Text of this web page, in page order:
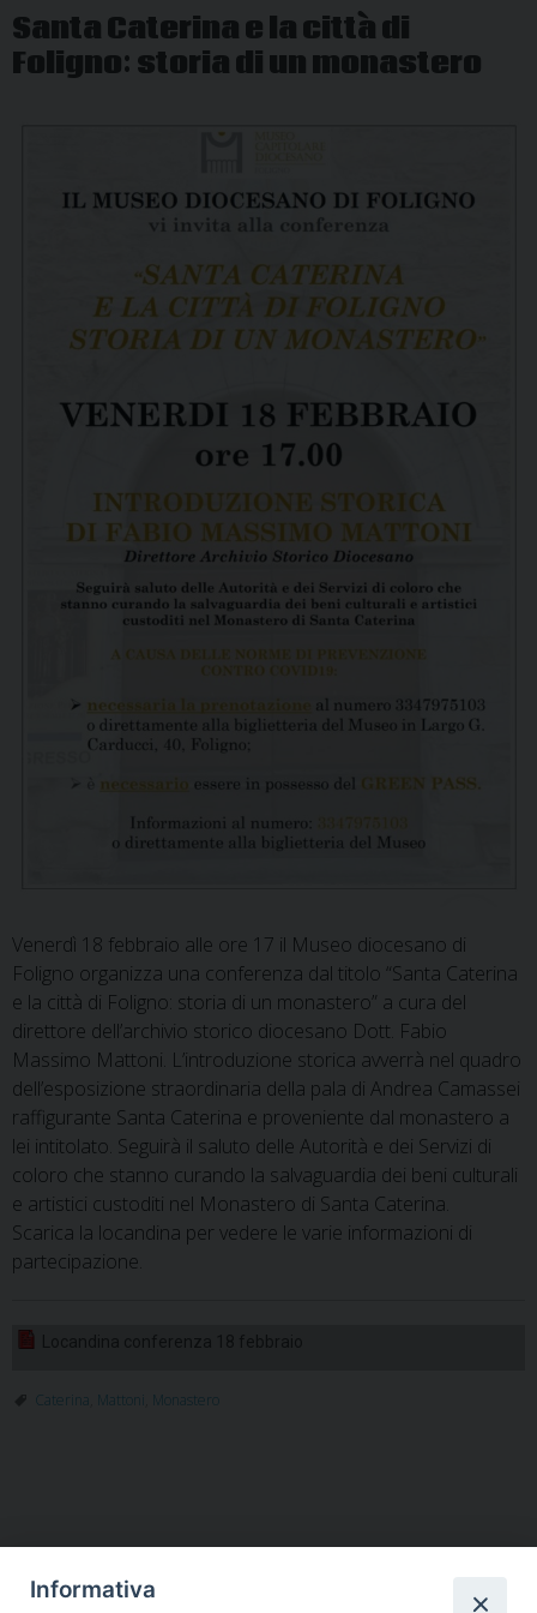
Santa Caterina e la città di
Foligno: storia di un monastero
Venerdì 18 febbraio alle ore 17 il Museo diocesano di
Foligno organizza una conferenza dal titolo “Santa Caterina
e la città di Foligno: storia di un monastero” a cura del
direttore dell’archivio storico diocesano Dott. Fabio
Massimo Mattoni. L’introduzione storica avverrà nel quadro
dell’esposizione straordinaria della pala di Andrea Camassei
raffigurante Santa Caterina e proveniente dal monastero a
lei intitolato. Seguirà il saluto delle Autorità e dei Servizi di
coloro che stanno curando la salvaguardia dei beni culturali
e artistici custoditi nel Monastero di Santa Caterina.
Scarica la locandina per vedere le varie informazioni di
partecipazione.
Caterina Mattoni Monastero
Informativa